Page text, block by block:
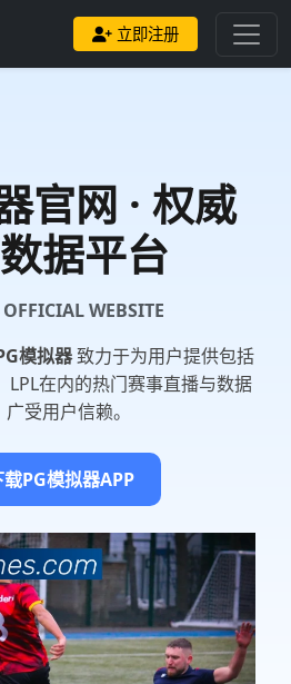
立即注册
官网 · 权威
据平台
WEBSITE
模拟器致力于为用户提供包括
LPL在内的热门赛事直播与数据
受用户信赖。
PG模拟器APP